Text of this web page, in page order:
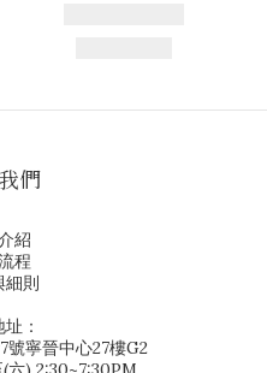
們
紹
程
細則
：
號寧晉中心27樓G2